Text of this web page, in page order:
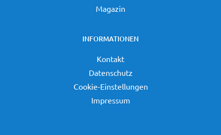
Magazin
INFORMATIONEN
Kontakt
Datenschutz
Cookie-Einstellungen
Impressum